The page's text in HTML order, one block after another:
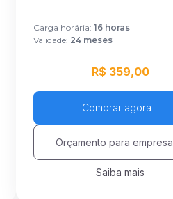
Carga horária: 16 horas
Validade: 24 meses
R$ 359,00
Comprar agora
Orçamento para
Saiba mais